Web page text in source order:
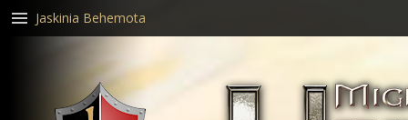
Jaskinia Behemota